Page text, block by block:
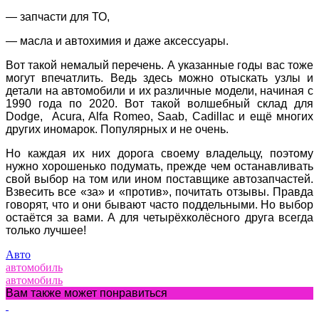
— запчасти для ТО,
— масла и автохимия и даже аксессуары.
Вот такой немалый перечень. А указанные годы вас тоже
могут впечатлить. Ведь здесь можно отыскать узлы и
детали на автомобили и их различные модели, начиная с
1990 года по 2020. Вот такой волшебный склад для
Dodge, Acura, Alfa Romeo, Saab, Cadillac и ещё многих
других иномарок. Популярных и не очень.
Но каждая их них дорога своему владельцу, поэтому
нужно хорошенько подумать, прежде чем останавливать
свой выбор на том или ином поставщике автозапчастей.
Взвесить все «за» и «против», почитать отзывы. Правда
говорят, что и они бывают часто поддельными. Но выбор
остаётся за вами. А для четырёхколёсного друга всегда
только лучшее!
Авто
автомобиль
автомобиль
Вам также может понравиться